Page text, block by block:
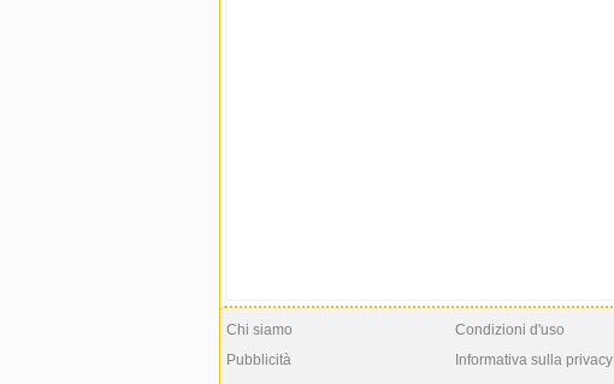
Chi siamo
Pubblicità
Condizioni d'uso
Informativa sulla privacy